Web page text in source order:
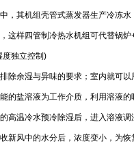
，其机组壳管式蒸发器生产冷冻
这样四管制冷热水机组可代替锅
度独立控制)
除余湿与异味的要求；室内就可
的盐溶液为工作介质，利用溶液的
高温冷水预冷除湿后，进入溶液
新风中的水分后，浓度变小，为